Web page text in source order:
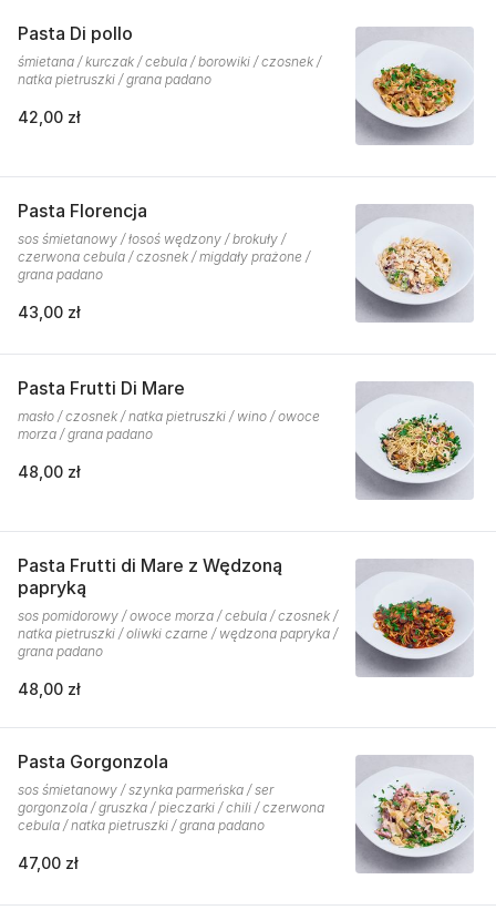
Pasta Di pollo
śmietana / kurczak / cebula / borowiki / czosnek /
natka pietruszki / grana padano
42,00 zł
Pasta Florencja
sos śmietanowy / łosoś wędzony / brokuły /
czerwona cebula / czosnek / migdały prażone /
grana padano
43,00 zł
Pasta Frutti Di Mare
masło / czosnek / natka pietruszki / wino / owoce
morza / grana padano
48,00 zł
Pasta Frutti di Mare z Wędzoną
papryką
sos pomidorowy / owoce morza / cebula / czosnek /
natka pietruszki / oliwki czarne / wędzona papryka /
grana padano
48,00 zł
Pasta Gorgonzola
sos śmietanowy / szynka parmeńska / ser
gorgonzola / gruszka / pieczarki / chili / czerwona
cebula / natka pietruszki / grana padano
47,00 zł